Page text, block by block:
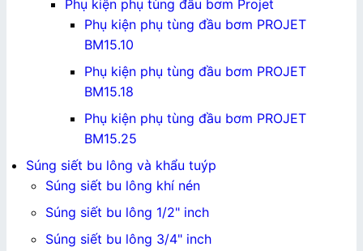
Phụ kiện phụ tùng đầu bơm Projet
Phụ kiện phụ tùng đầu bơm PROJET
BM15.10
Phụ kiện phụ tùng đầu bơm PROJET
BM15.18
Phụ kiện phụ tùng đầu bơm PROJET
BM15.25
Súng siết bu lông và khẩu tuýp
Súng siết bu lông khí nén
Súng siết bu lông 1/2" inch
Súng siết bu lông 3/4" inch